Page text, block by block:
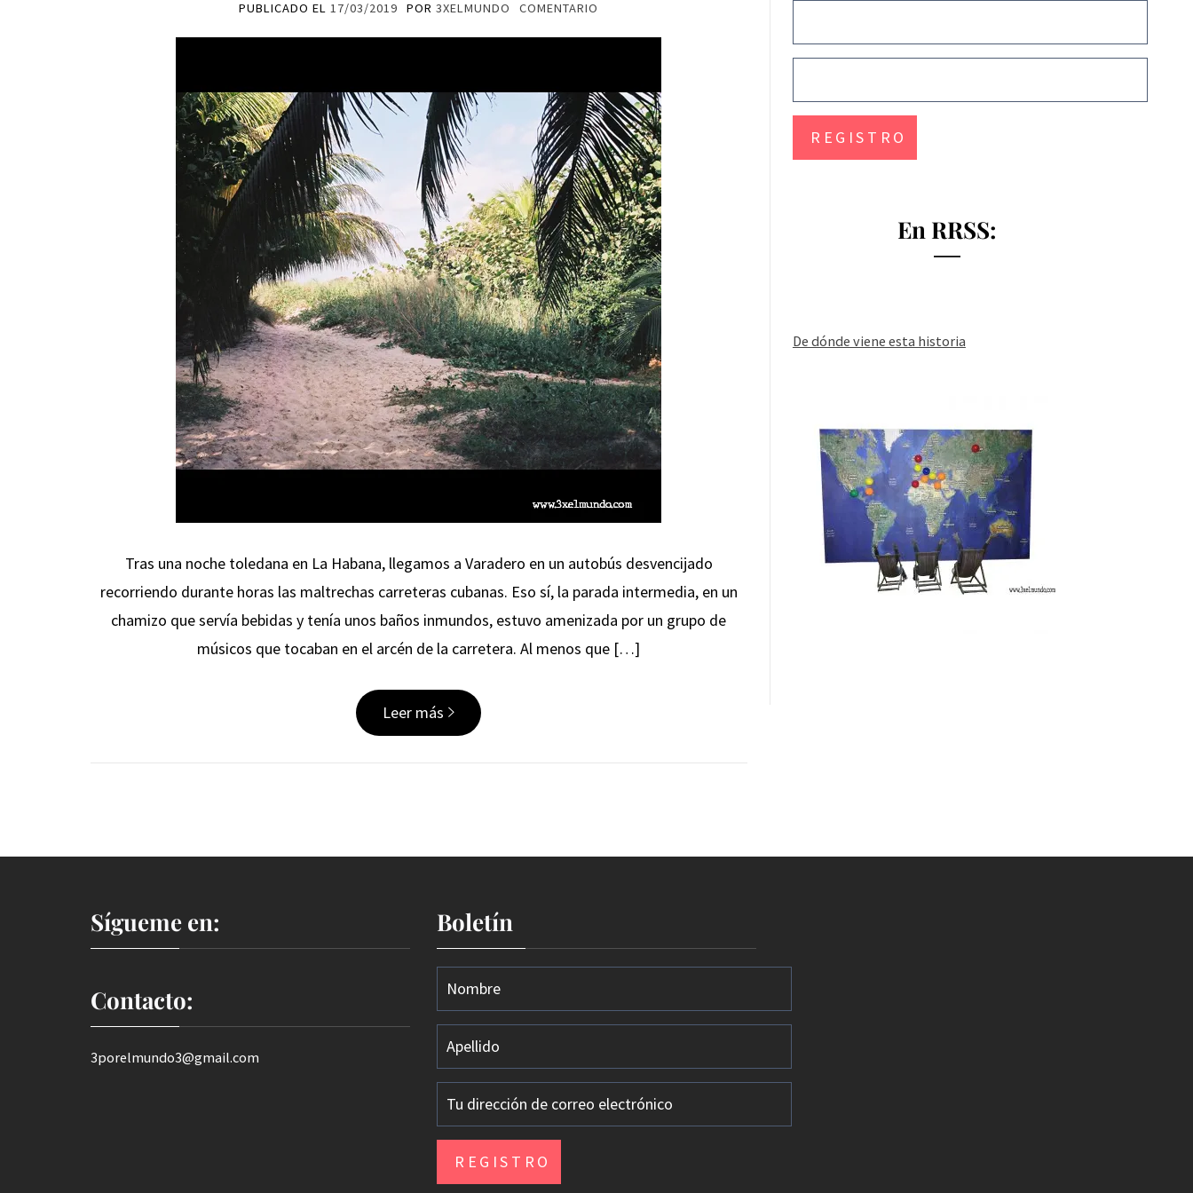
PUBLICADO EL17/03/2019 POR3XELMUNDO COMENTARIO
Tras una noche toledana en La Habana, llegamos a Varadero en un autobús desvencijado
recorriendo durante horas las maltrechas carreteras cubanas. Eso sí, la parada intermedia, en un
chamizo que servía bebidas y tenía unos baños inmundos, estuvo amenizada por un grupo de
músicos que tocaban en el arcén de la carretera. Al menos que […]
Leer más
En RRSS:
De dónde viene esta historia
Sígueme en:
Contacto:
3porelmundo3@gmail.com
Boletín